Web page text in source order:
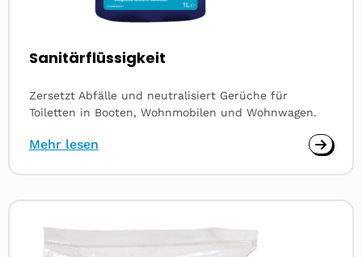
Sanitärflüssigkeit
Zersetzt Abfälle und neutralisiert Gerüche für
Toiletten in Booten, Wohnmobilen und Wohnwagen.
Mehr lesen
Read
about